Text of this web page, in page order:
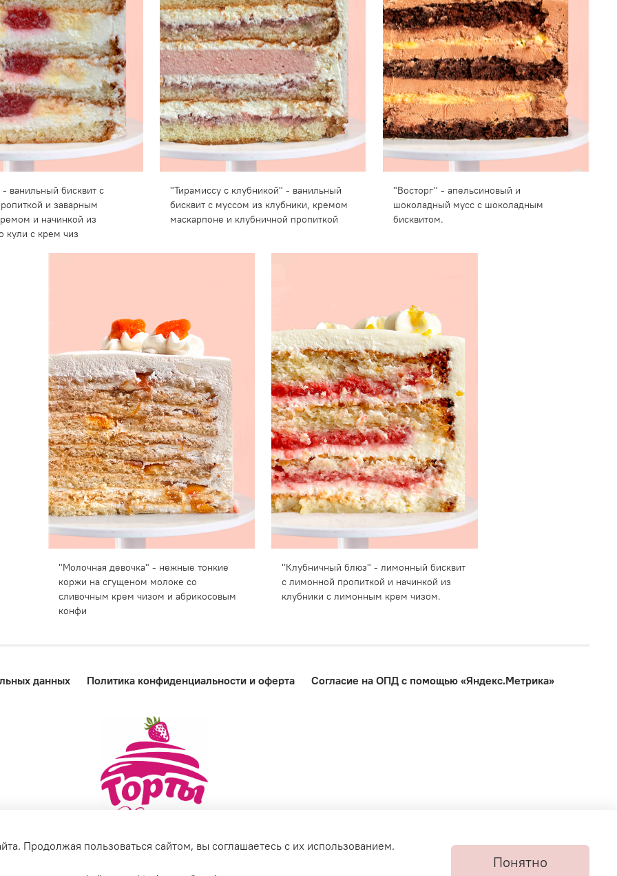
ванильный бисквит с
и заварным
и начинкой из
кули с крем чиз
"Тирамиссу с клубникой" - ванильный
бисквит с муссом из клубники, кремом
маскарпоне и клубничной пропиткой
"Восторг" - апельсиновый и
шоколадный мусс с шоколадным
бисквитом.
"Молочная девочка" - нежные тонкие
коржи на сгущеном молоке со
сливочным крем чизом и абрикосовым
конфи
"Клубничный блюз" - лимонный бисквит
с лимонной пропиткой и начинкой из
клубники с лимонным крем чизом.
данных Политика конфиденциальности и оферта Согласие на ОПД с помощью «Яндекс.Метрика»
Продолжая пользоваться сайтом, вы соглашаетесь с их использованием.
Понятно